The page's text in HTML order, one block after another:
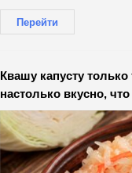
Перейти
Квашу капусту
настолько вкусно,